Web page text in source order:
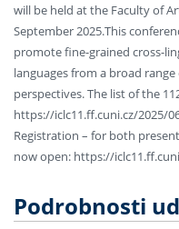
will be held at the Faculty of
September 2025.This
promote fine-grained cross-
languages from a broad
perspectives. The list of the
https://iclc11.ff.cuni.cz/2025/
Registration – for both
now open: https://
Podrobnosti